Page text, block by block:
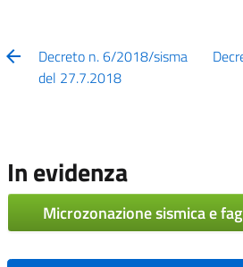
Decreto n. 6/2018/sisma
del 27.7.2018
In evidenza
Microzonazione sismica e